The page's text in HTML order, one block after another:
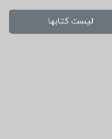
لیست کتابها